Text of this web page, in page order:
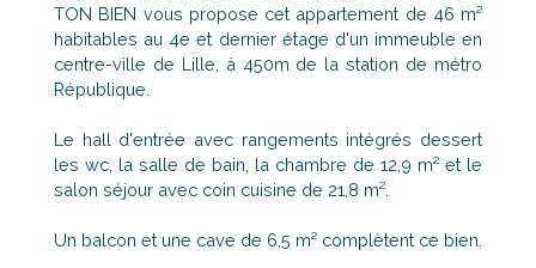
TON BIEN vous propose cet appartement de 46 m²
habitables au 4e et dernier étage d'un immeuble en
centre-ville de Lille, à 450m de la station de métro
République.
Le hall d'entrée avec rangements intégrés dessert
les wc, la salle de bain, la chambre de 12,9 m² et le
salon séjour avec coin cuisine de 21,8 m².
Un balcon et une cave de 6,5 m² complètent ce bien.